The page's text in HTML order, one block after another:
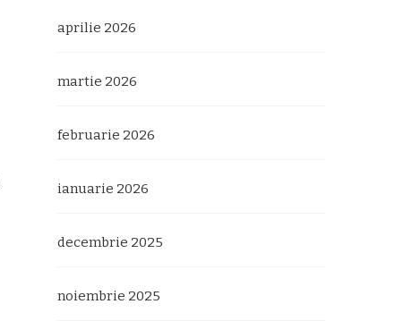
aprilie 2026
martie 2026
februarie 2026
ianuarie 2026
decembrie 2025
noiembrie 2025